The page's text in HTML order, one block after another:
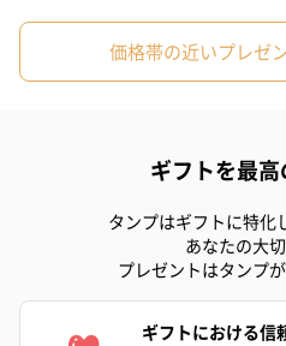
価格帯の近いプレゼ
ギフトを最高
タンプはギフトに特化
あなたの大切
プレゼントはタンプ
ギフトにおける信